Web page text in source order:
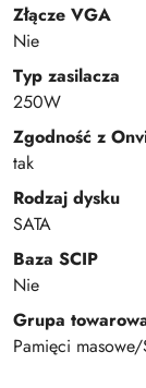
Złącze VGA
Nie
Typ zasilacza
250W
Zgodność z
tak
Rodzaj dysku
SATA
Baza SCIP
Nie
Grupa
Pamięci